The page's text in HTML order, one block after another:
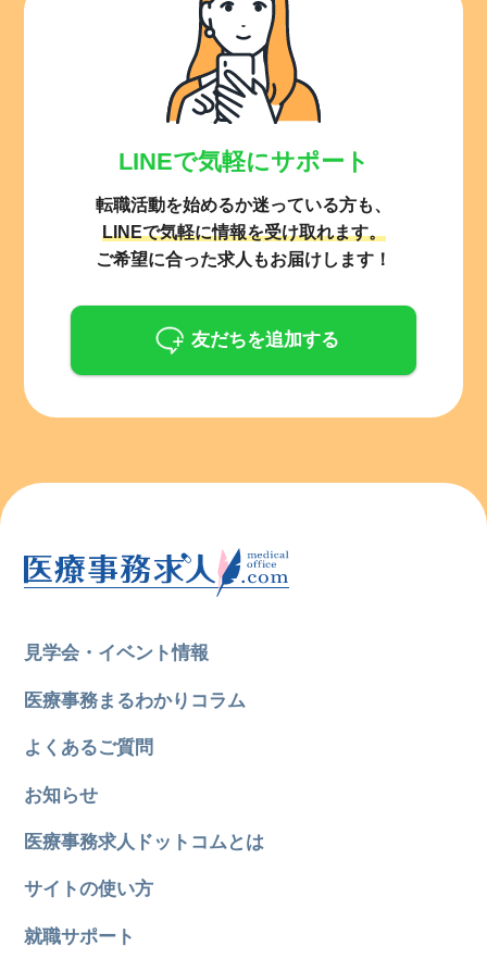
LINEで気軽にサポート
転職活動を始めるか迷っている方も、
LINEで気軽に情報を受け取れます。
ご希望に合った求人もお届けします！
友だちを追加する
見学会・イベント情報
医療事務まるわかりコラム
よくあるご質問
お知らせ
医療事務求人ドットコムとは
サイトの使い方
就職サポート